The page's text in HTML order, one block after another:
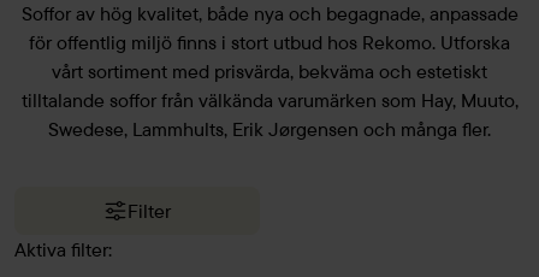
Soffor av hög kvalitet, både nya och begagnade, anpassade
för offentlig miljö finns i stort utbud hos Rekomo. Utforska
vårt sortiment med prisvärda, bekväma och estetiskt
tilltalande soffor från välkända varumärken som Hay, Muuto,
Swedese, Lammhults, Erik Jørgensen och många fler.
Filter
Aktiva filter: